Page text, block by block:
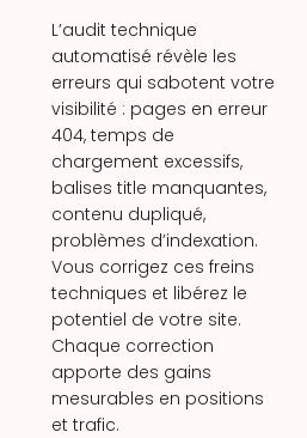
L’audit technique
automatisé révèle les
erreurs qui sabotent votre
visibilité : pages en erreur
404, temps de
chargement excessifs,
balises title manquantes,
contenu dupliqué,
problèmes d’indexation.
Vous corrigez ces freins
techniques et libérez le
potentiel de votre site.
Chaque correction
apporte des gains
mesurables en positions
et trafic.